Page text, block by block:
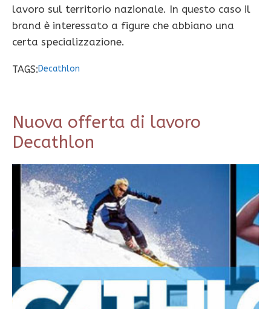
lavoro sul territorio nazionale. In questo caso il
brand è interessato a figure che abbiano una
certa specializzazione.
TAGS:Decathlon
Nuova offerta di lavoro
Decathlon